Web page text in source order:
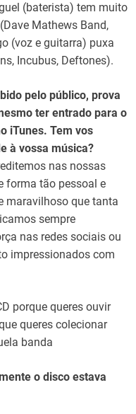
(baterista) tem muito
Mathews Band,
(voz e guitarra) puxa
Incubus, Deftones).
pelo público, prova
ter entrado para o
iTunes. Tem vos
à vossa música?
nas nossas
forma tão pessoal e
maravilhoso que tanta
sempre
nas redes sociais ou
impressionados com
porque queres ouvir
queres colecionar
banda
o disco estava